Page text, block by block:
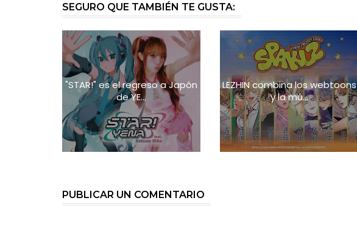
SEGURO QUE TAMBIÉN TE GUSTA:
"STAR!" es el regreso a Japón
de YE...
LEZHIN combina los webtoons
y la mú...
PUBLICAR UN COMENTARIO